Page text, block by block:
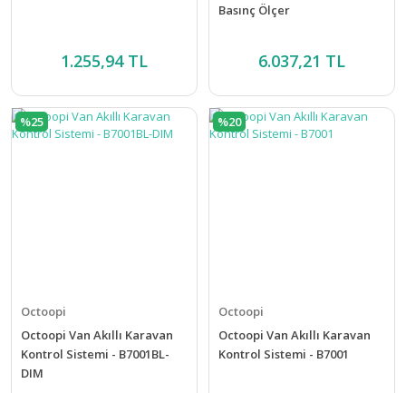
1.255,94 TL
Basınç Ölçer
6.037,21 TL
%25
Octoopi
Octoopi Van Akıllı Karavan
Kontrol Sistemi - B7001BL-
DIM
%20
Octoopi
Octoopi Van Akıllı Karavan
Kontrol Sistemi - B7001